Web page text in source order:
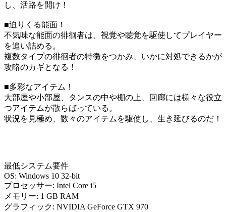
し、活路を開け！
■迫りくる能面！
不気味な能面の徘徊者は、視覚や聴覚を駆使してプレイヤー
を追い詰める。
複数タイプの徘徊者の特徴をつかみ、いかに対処できるかが
攻略のカギとなる！
■多彩なアイテム！
大部屋や小部屋、タンスの中や棚の上、回廊には様々な役立
つアイテムが散らばっている。
状況を見極め、数々のアイテムを駆使し、生き延びるのだ！
最低システム要件
OS: Windows 10 32-bit
プロセッサー: Intel Core i5
メモリー: 1 GB RAM
グラフィック: NVIDIA GeForce GTX 970